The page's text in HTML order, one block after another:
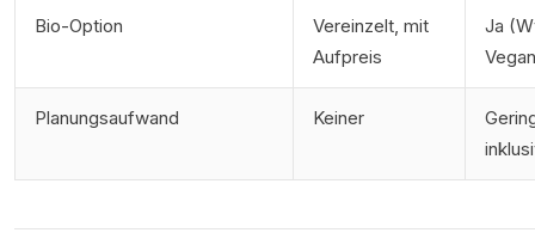
Bio-Option
Vereinzelt, mit
Aufpreis
Ja
Planungsaufwand Keiner